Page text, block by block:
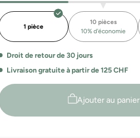
Sweatpants
droits
Denver
Sweatpants
droits
Denver
1 pièce
10 pièces
10% d'économie
Droit de retour de 30 jours
Livraison gratuite à partir de 125 CHF
Ajouter au panier